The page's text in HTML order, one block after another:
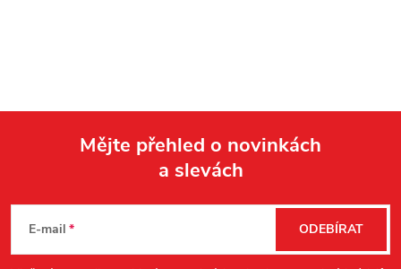
Mějte přehled o novinkách
a slevách
E-mail ODEBÍRAT